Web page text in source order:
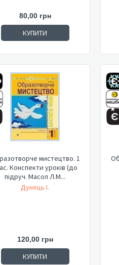
80,00 грн
КУПИТИ
мистецтво. 1
Конспекти уроків (до
підруч. Масол Л.М...
Дунець І.
120,00 грн
КУПИТИ